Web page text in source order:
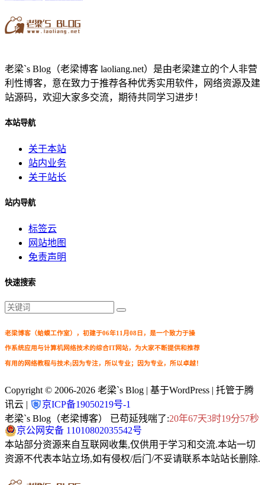
老梁`s Blog（老梁博客 laoliang.net）是由老梁建立的个人非营
利性博客，意在致力于推荐各种优秀实用软件，网络资源及建
站源码，欢迎大家多交流，期待共同学习进步！
本站导航
关于本站
站内业务
关于站长
站内导航
标签云
网站地图
免责声明
快速搜索
老梁博客（蛤蟆工作室），初建于06年11月08日，是一个致力于操
作系统应用与计算机网络技术的综合IT网站，为大家不断提供和推荐
有用的网络教程与技术;因为专注，所以专业；因为专业，所以卓越！
Copyright © 2006-2026 老梁`s Blog | 基于WordPress | 托管于腾
讯云 |
京ICP备19050219号-1
老梁`s Blog（老梁博客） 已苟延残喘了:20年67天3时19分58秒
京公网安备 11010802035542号
本站部分资源来自互联网收集,仅供用于学习和交流.本站一切
资源不代表本站立场,如有侵权/后门/不妥请联系本站站长删除.